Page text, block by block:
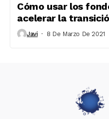
Cómo usar los
acelerar la
Javi 8 De Marzo De 2021